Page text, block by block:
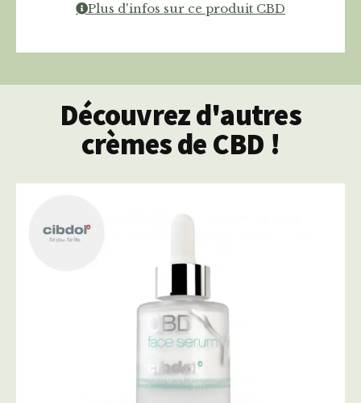
Plus d'infos sur ce produit CBD
Découvrez d'autres
crèmes de CBD !